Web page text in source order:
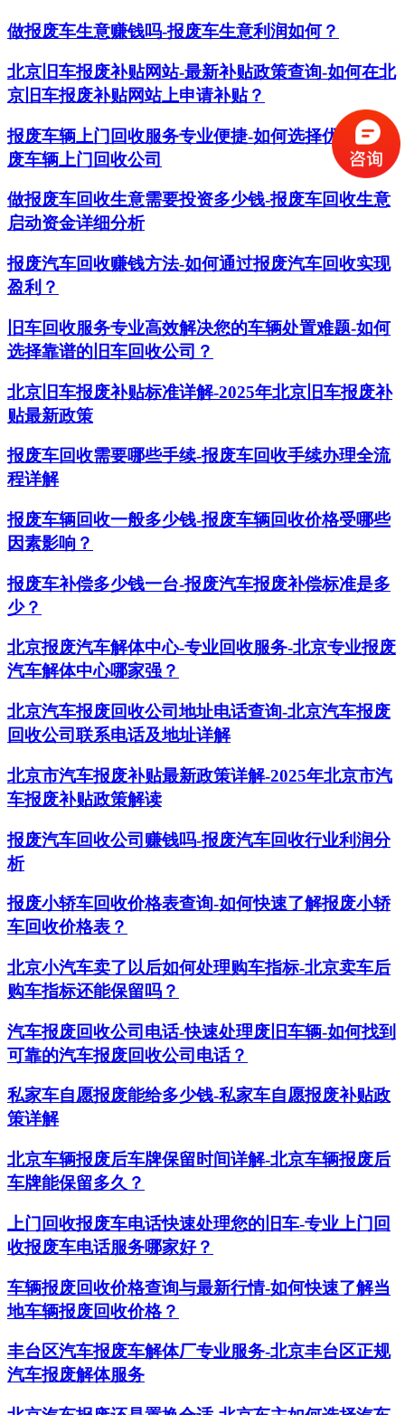
做报废车生意赚钱吗-报废车生意利润如何？
北京旧车报废补贴网站-最新补贴政策查询-如何在北
京旧车报废补贴网站上申请补贴？
报废车辆上门回收服务专业便捷-如何选择优质的报
废车辆上门回收公司
做报废车回收生意需要投资多少钱-报废车回收生意
启动资金详细分析
报废汽车回收赚钱方法-如何通过报废汽车回收实现
盈利？
旧车回收服务专业高效解决您的车辆处置难题-如何
选择靠谱的旧车回收公司？
北京旧车报废补贴标准详解-2025年北京旧车报废补
贴最新政策
报废车回收需要哪些手续-报废车回收手续办理全流
程详解
报废车辆回收一般多少钱-报废车辆回收价格受哪些
因素影响？
报废车补偿多少钱一台-报废汽车报废补偿标准是多
少？
北京报废汽车解体中心-专业回收服务-北京专业报废
汽车解体中心哪家强？
北京汽车报废回收公司地址电话查询-北京汽车报废
回收公司联系电话及地址详解
北京市汽车报废补贴最新政策详解-2025年北京市汽
车报废补贴政策解读
报废汽车回收公司赚钱吗-报废汽车回收行业利润分
析
报废小轿车回收价格表查询-如何快速了解报废小轿
车回收价格表？
北京小汽车卖了以后如何处理购车指标-北京卖车后
购车指标还能保留吗？
汽车报废回收公司电话-快速处理废旧车辆-如何找到
可靠的汽车报废回收公司电话？
私家车自愿报废能给多少钱-私家车自愿报废补贴政
策详解
北京车辆报废后车牌保留时间详解-北京车辆报废后
车牌能保留多久？
上门回收报废车电话快速处理您的旧车-专业上门回
收报废车电话服务哪家好？
车辆报废回收价格查询与最新行情-如何快速了解当
地车辆报废回收价格？
丰台区汽车报废车解体厂专业服务-北京丰台区正规
汽车报废解体服务